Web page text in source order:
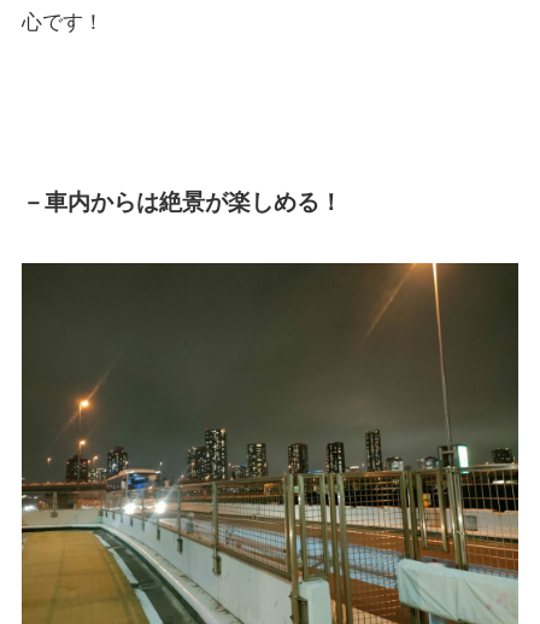
心です！
－車内からは絶景が楽しめる！